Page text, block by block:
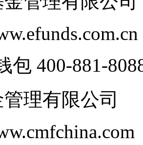
包 400-881-
理有限公司